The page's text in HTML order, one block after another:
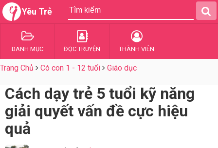
Yêu Trẻ
DANH MỤC ĐỌC TRUYỆN THÀNH VIÊN
Trang Chủ Có con 1 - 12 tuổi Giáo dục
Cách dạy trẻ 5 tuổi kỹ năng
giải quyết vấn đề cực hiệu
quả